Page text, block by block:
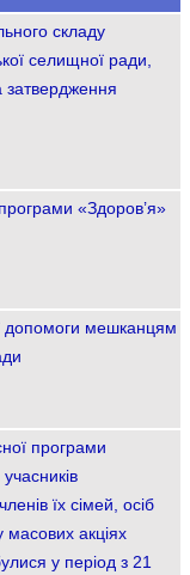
складу
селищної ради,
затвердження
«Здоров’я»
допомоги мешканцям
програми
їх сімей, осіб
масових акціях
у період з 21